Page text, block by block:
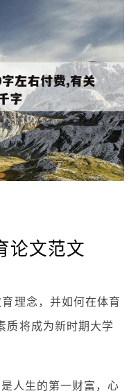
论文范文
理念，并如何在体育
质将成为新时期大学
人生的第一财富，心